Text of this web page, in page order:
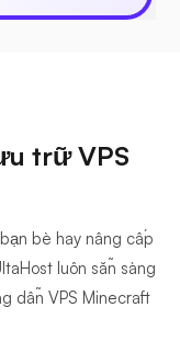
trữ VPS
bè hay nâng cấp
luôn sẵn sàng
dẫn VPS Minecraft